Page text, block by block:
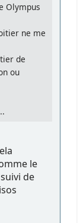
Olympus
ne me
de
ou
le
de